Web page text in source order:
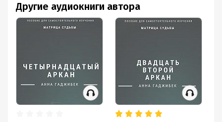
Другие аудиокниги автора